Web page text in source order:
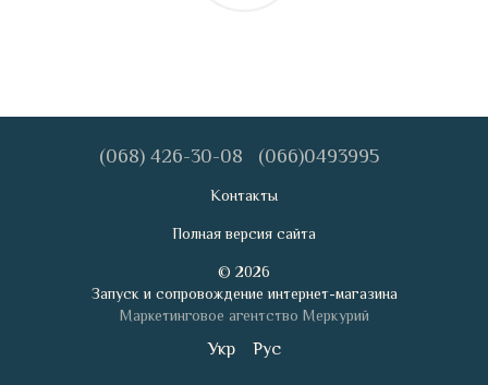
(068) 426-30-08 (066)0493995
Контакты
Полная версия сайта
© 2026
Запуск и сопровождение интернет-магазина
Маркетинговое агентство Меркурий
Укр Рус